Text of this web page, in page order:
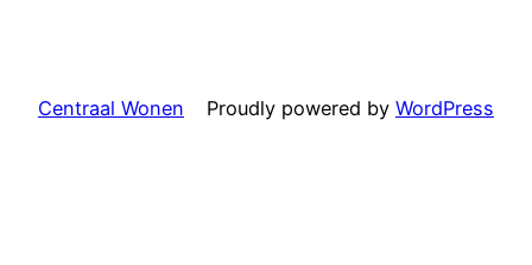
Centraal Wonen Proudly powered by WordPress